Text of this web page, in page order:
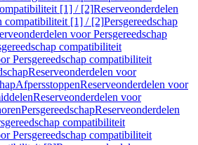
[1] / [2]Reserveonderdelen
compatibiliteit [1] / [2]Persgereedschap
voor Persgereedschap
compatibiliteit
Persgereedschap compatibiliteit
Reserveonderdelen voor
AfpersstoppenReserveonderdelen voor
Reserveonderdelen voor
PersgereedschapReserveonderdelen
compatibiliteit
Persgereedschap compatibiliteit